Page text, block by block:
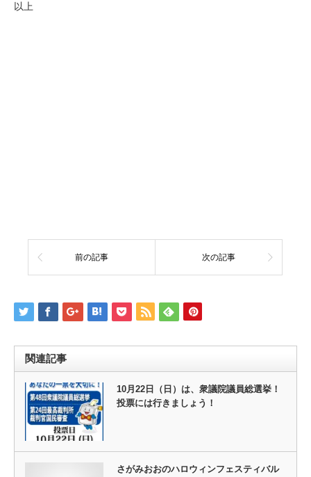
以上
前の記事 次の記事
関連記事
10月22日（日）は、衆議院議員総選挙！
投票には行きましょう！
さがみおおのハロウィンフェスティバル